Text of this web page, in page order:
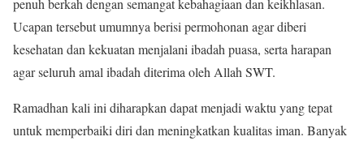
Ucapan tersebut umumnya berisi permohonan agar diberi
kesehatan dan kekuatan menjalani ibadah puasa, serta harapan
agar seluruh amal ibadah diterima oleh Allah SWT.
Ramadhan kali ini diharapkan dapat menjadi waktu yang tepat
untuk memperbaiki diri dan meningkatkan kualitas iman. Banyak